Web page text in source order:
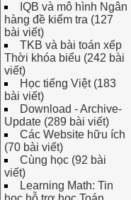
IQB và mô hình Ngân
hàng đề kiểm tra (127
bài viết)
TKB và bài toán xếp
Thời khóa biểu (242 bài
viết)
Học tiếng Việt (183
bài viết)
Download - Archive-
Update (289 bài viết)
Các Website hữu ích
(70 bài viết)
Cùng học (92 bài
viết)
Learning Math: Tin